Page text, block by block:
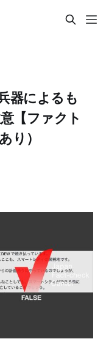
器によるも
【ファクト
り）